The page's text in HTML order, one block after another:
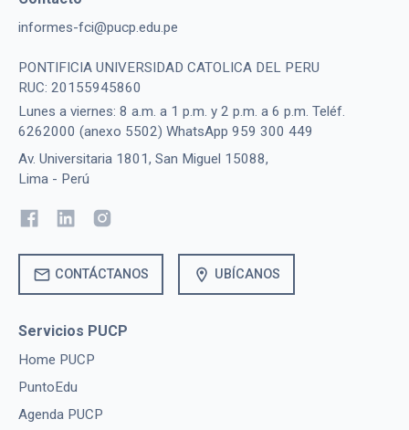
informes-fci@pucp.edu.pe
PONTIFICIA UNIVERSIDAD CATOLICA DEL PERU
RUC: 20155945860
Lunes a viernes: 8 a.m. a 1 p.m. y 2 p.m. a 6 p.m. Teléf.
6262000 (anexo 5502) WhatsApp 959 300 449
Av. Universitaria 1801, San Miguel 15088,
Lima - Perú
mail CONTÁCTANOS location_on UBÍCANOS
Servicios PUCP
Home PUCP
PuntoEdu
Agenda PUCP